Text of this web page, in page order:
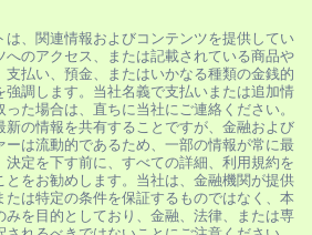
は、関連情報およびコンテンツを提供してい
へのアクセス、または記載されている商品や
払い、預金、またはいかなる種類の金銭的
強調します。当社名義で支払いまたは追加情
た場合は、直ちに当社にご連絡ください。
新の情報を共有することですが、金融および
ーは流動的であるため、一部の情報が常に最
決定を下す前に、すべての詳細、利用規約を
とをお勧めします。当社は、金融機関が提供
は特定の条件を保証するものではなく、本
みを目的としており、金融、法律、または専